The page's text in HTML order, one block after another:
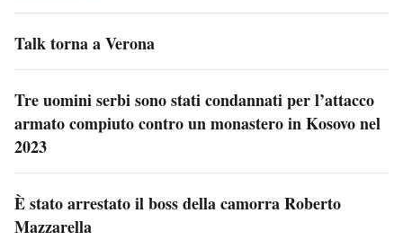
Talk torna a Verona
Tre uomini serbi sono stati condannati per l’attacco
armato compiuto contro un monastero in Kosovo nel
2023
È stato arrestato il boss della camorra Roberto
Mazzarella